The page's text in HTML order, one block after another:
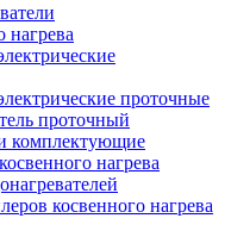
нагрева
проточные
проточный
комплектующие
нагрева
косвенного нагрева